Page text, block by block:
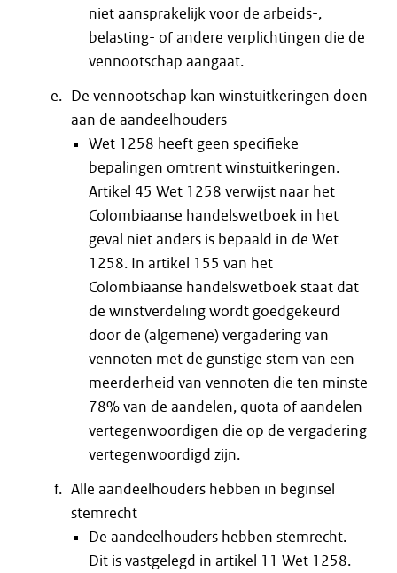
niet aansprakelijk voor de arbeids-,
belasting- of andere verplichtingen die de
vennootschap aangaat.
De vennootschap kan winstuitkeringen doen
aan de aandeelhouders
Wet 1258 heeft geen specifieke
bepalingen omtrent winstuitkeringen.
Artikel 45 Wet 1258 verwijst naar het
Colombiaanse handelswetboek in het
geval niet anders is bepaald in de Wet
1258. In artikel 155 van het
Colombiaanse handelswetboek staat dat
de winstverdeling wordt goedgekeurd
door de (algemene) vergadering van
vennoten met de gunstige stem van een
meerderheid van vennoten die ten minste
78% van de aandelen, quota of aandelen
vertegenwoordigen die op de vergadering
vertegenwoordigd zijn.
Alle aandeelhouders hebben in beginsel
stemrecht
De aandeelhouders hebben stemrecht.
Dit is vastgelegd in artikel 11 Wet 1258.